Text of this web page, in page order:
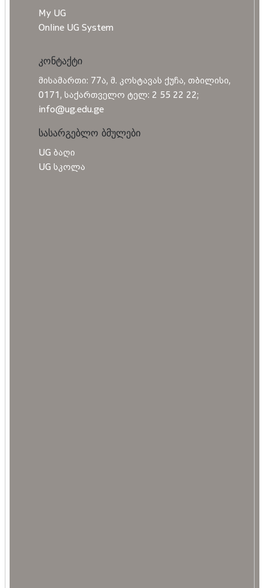
My UG
Online UG System
კონტაქტი
მისამართი: 77ა, მ. კოსტავას ქუჩა, თბილისი,
0171, საქართველო ტელ: 2 55 22 22;
info@ug.edu.ge
სასარგებლო ბმულები
UG ბაღი
UG სკოლა